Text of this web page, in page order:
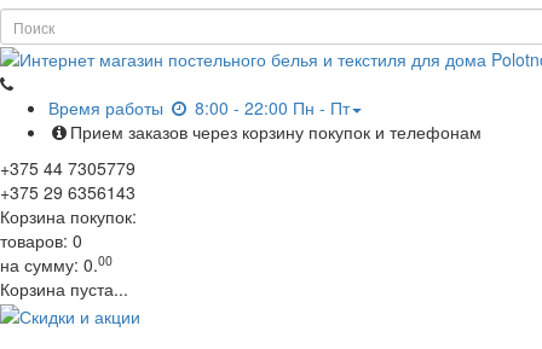
Время работы
8:00 - 22:00 Пн - Пт
Прием заказов через корзину покупок и телефонам
+375 44 7305779
+375 29 6356143
Корзина покупок:
товаров: 0
на сумму: 0.00
Корзина пуста...